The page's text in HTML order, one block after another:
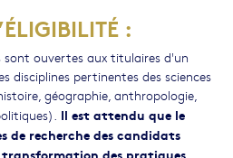
:
sont ouvertes aux titulaires d'un
disciplines pertinentes des sciences
géographie, anthropologie,
Il est attendu que le
de recherche des candidats
des pratiques